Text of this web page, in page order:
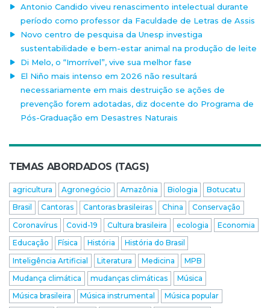
Antonio Candido viveu renascimento intelectual durante
período como professor da Faculdade de Letras de Assis
Novo centro de pesquisa da Unesp investiga
sustentabilidade e bem-estar animal na produção de leite
Di Melo, o “Imorrível”, vive sua melhor fase
El Niño mais intenso em 2026 não resultará
necessariamente em mais destruição se ações de
prevenção forem adotadas, diz docente do Programa de
Pós-Graduação em Desastres Naturais
TEMAS ABORDADOS (TAGS)
agricultura Agronegócio Amazônia Biologia
Botucatu
Brasil
Cantoras Cantoras brasileiras China
Conservação
Coronavírus
Covid-19 Cultura brasileira ecologia
Economia
Educação
Física História
História do Brasil
Inteligência Artificial
Literatura Medicina
MPB
Mudança climática
mudanças climáticas
Música
Música brasileira
Música instrumental
Música popular